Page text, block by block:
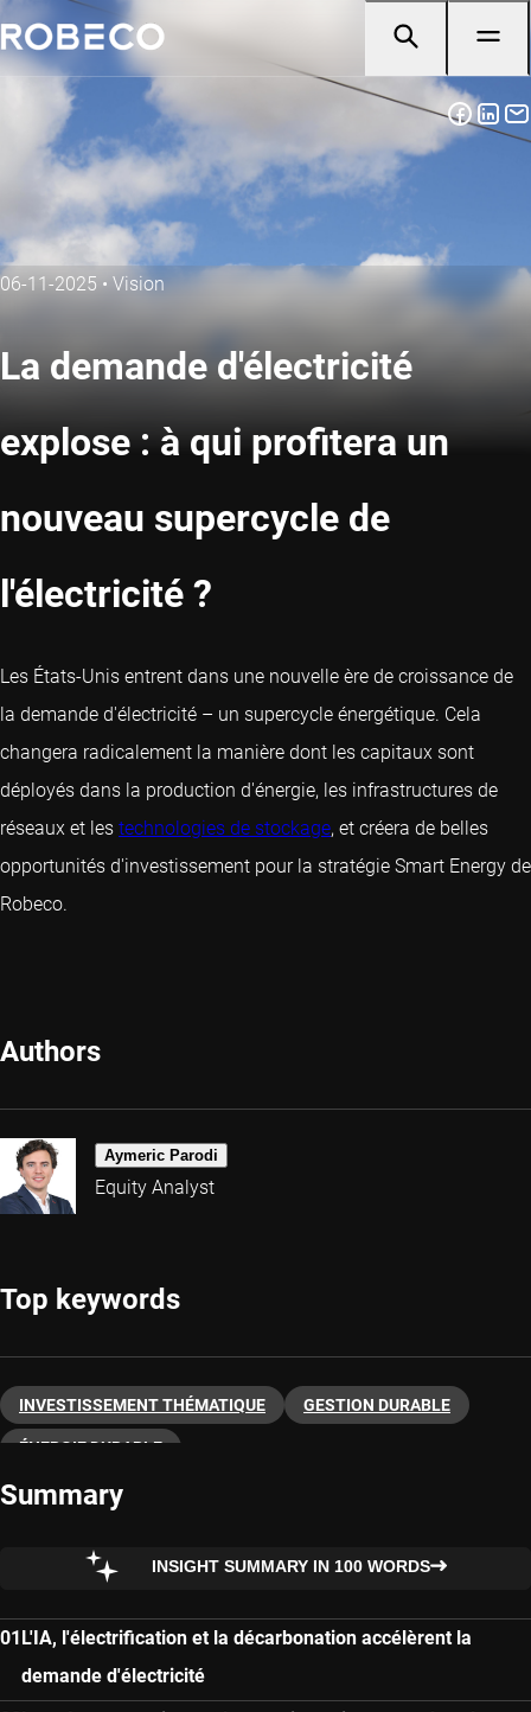
06-11-2025 • Vision
La demande d'électricité
explose : à qui profitera un
nouveau supercycle de
l'électricité ?
Les États-Unis entrent dans une nouvelle ère de croissance de
la demande d'électricité – un supercycle énergétique. Cela
changera radicalement la manière dont les capitaux sont
déployés dans la production d'énergie, les infrastructures de
réseaux et les technologies de stockage, et créera de belles
opportunités d'investissement pour la stratégie Smart Energy de
Robeco.
Authors
Aymeric Parodi
Equity Analyst
Top keywords
INVESTISSEMENT THÉMATIQUE GESTION DURABLE
ÉNERGIE DURABLE
Summary
INSIGHT SUMMARY IN 100 WORDS
L'IA, l'électrification et la décarbonation accélèrent la
demande d'électricité